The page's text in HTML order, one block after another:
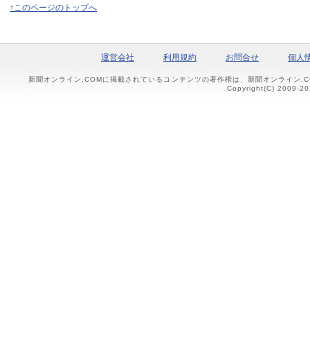
↑このページのトップへ
運営会社 利用規約 お問合せ 個人
新聞オンライン.COMに掲載されているコンテンツの著作権は、新聞オンライン
Copyright(C) 2009-